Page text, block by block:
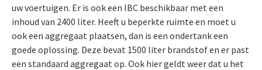
uw voertuigen. Er is ook een IBC beschikbaar met een
inhoud van 2400 liter. Heeft u beperkte ruimte en moet u
ook een aggregaat plaatsen, dan is een ondertank een
goede oplossing. Deze bevat 1500 liter brandstof en er past
een standaard aggregaat op. Ook hier geldt weer dat u het